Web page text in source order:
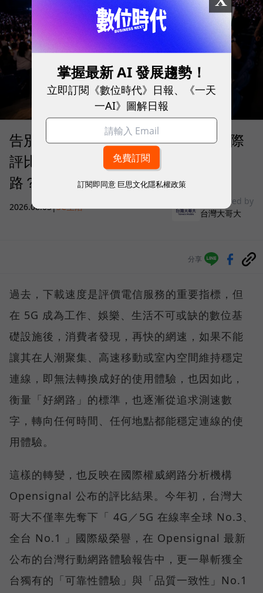
告別「極速迷思」！Opensignal 國際
評比揭密：什麼才是 5G 時代的好網
路？
2026.08.03|3C生活
sponsored by
台灣大哥大
分享
過去，下載速度是評價電信服務的重要指標，但
在 5G 成為工作、娛樂、生活不可或缺的數位基
礎設施後，消費者發現，再快的網速，如果不能
讓其在人潮聚集、高速移動或室內空間維持穩定
連線，即無法轉換成好的使用體驗，也因如此，
衡量「好網路」的標準，也逐漸從追求測速數
字，轉向任何時間、任何地點都能穩定連線的使
用體驗。
這樣的轉變，也反映在國際權威網路分析機構
Opensignal 公布的評比結果。今年初，台灣大
哥大不僅率先奪下「 4G／5G 在線率全球 No.3、
全台 No.1 」國際級榮譽，在 Opensignal 最新
公布的台灣行動網路體驗報告中，更一舉斬獲全
台獨有的「可靠性體驗」與「品質一致性」No.1
掌握最新 AI 發展趨勢！
立即訂閱《數位時代》日報、《一天
一AI》圖解日報
訂閱即同意 巨思文化隱私權政策